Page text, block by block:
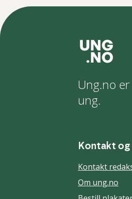
Ung.no
ung.
Kontakt og
Kontakt
Om ung.no